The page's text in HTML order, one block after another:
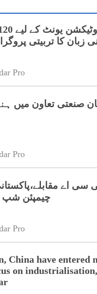
زبان کا تربیتی
Pro
پاکستان صنعتی تعاون میں
Pro
اے
چیمپئن
Pro
China have entered
on